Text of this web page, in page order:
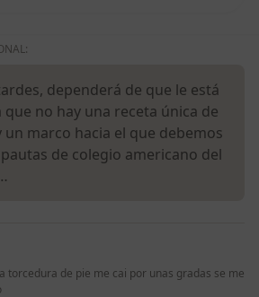
dependerá de que le está
no hay una receta única de
un marco hacia el que debemos
de colegio americano del
torcedura de pie me cai por unas gradas se me